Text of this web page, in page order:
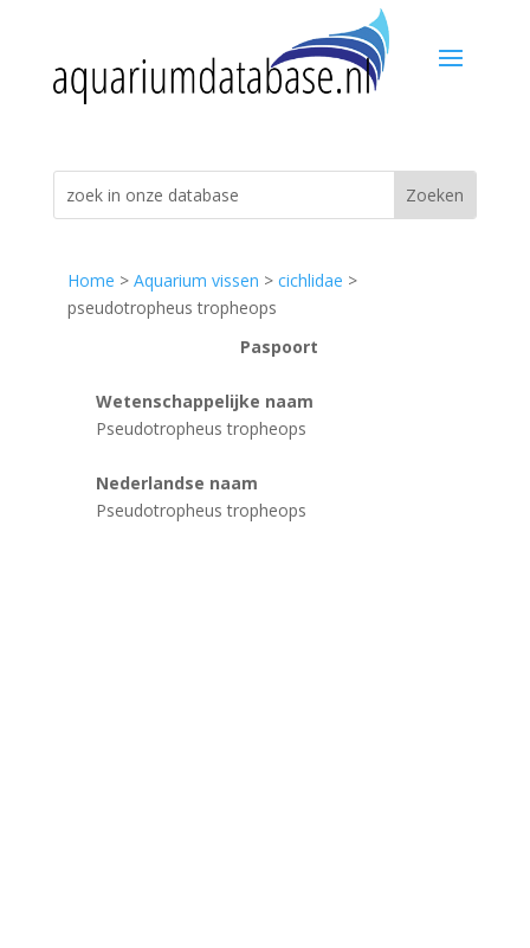
Home > Aquarium vissen > cichlidae >
pseudotropheus tropheops
Paspoort
Wetenschappelijke naam
Pseudotropheus tropheops
Nederlandse naam
Pseudotropheus tropheops